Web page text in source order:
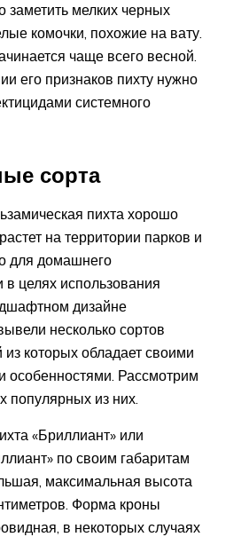
заметить мелких черных
комочки, похожие на вату.
чаще всего весной.
его признаков пихту нужно
системного
сорта
пихта хорошо
на территории парков и
для домашнего
целях использования
дизайне
несколько сортов
которых обладает своими
особенностями. Рассмотрим
популярных из них.
«Бриллиант» или
по своим габаритам
максимальная высота
Форма кроны
в некоторых случаях